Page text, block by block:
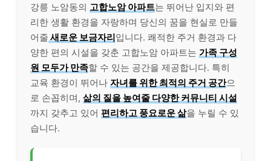
강릉 노암동의 고합노암 아파트는 뛰어난 입지와 편
리한 생활 환경을 자랑하며 당신의 꿈을 현실로 만들
어줄 새로운 보금자리입니다. 쾌적한 주거 환경과 다
양한 편의 시설을 갖춘 고합노암 아파트는 가족 구성
원 모두가 만족할 수 있는 공간을 제공합니다. 특히
교육 환경이 뛰어나 자녀를 위한 최적의 주거 공간으
로 손꼽히며, 삶의 질을 높여줄 다양한 커뮤니티 시설
까지 갖추고 있어 편리하고 풍요로운 삶을 누릴 수 있
습니다.